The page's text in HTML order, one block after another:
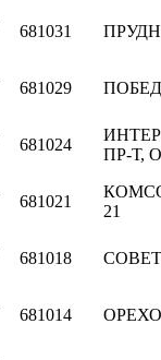
681031
681029
681024
ПР-Т,
681021
21
681018
681014